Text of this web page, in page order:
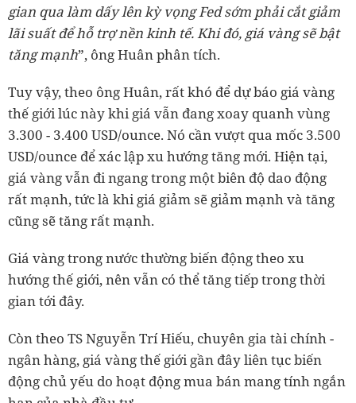
gian qua làm dấy lên kỳ vọng Fed sớm phải cắt giảm
lãi suất để hỗ trợ nền kinh tế. Khi đó, giá vàng sẽ bật
tăng mạnh”, ông Huân phân tích.
Tuy vậy, theo ông Huân, rất khó để dự báo giá vàng
thế giới lúc này khi giá vẫn đang xoay quanh vùng
3.300 - 3.400 USD/ounce. Nó cần vượt qua mốc 3.500
USD/ounce để xác lập xu hướng tăng mới. Hiện tại,
giá vàng vẫn đi ngang trong một biên độ dao động
rất mạnh, tức là khi giá giảm sẽ giảm mạnh và tăng
cũng sẽ tăng rất mạnh.
Giá vàng trong nước thường biến động theo xu
hướng thế giới, nên vẫn có thể tăng tiếp trong thời
gian tới đây.
Còn theo TS Nguyễn Trí Hiếu, chuyên gia tài chính -
ngân hàng, giá vàng thế giới gần đây liên tục biến
động chủ yếu do hoạt động mua bán mang tính ngắn